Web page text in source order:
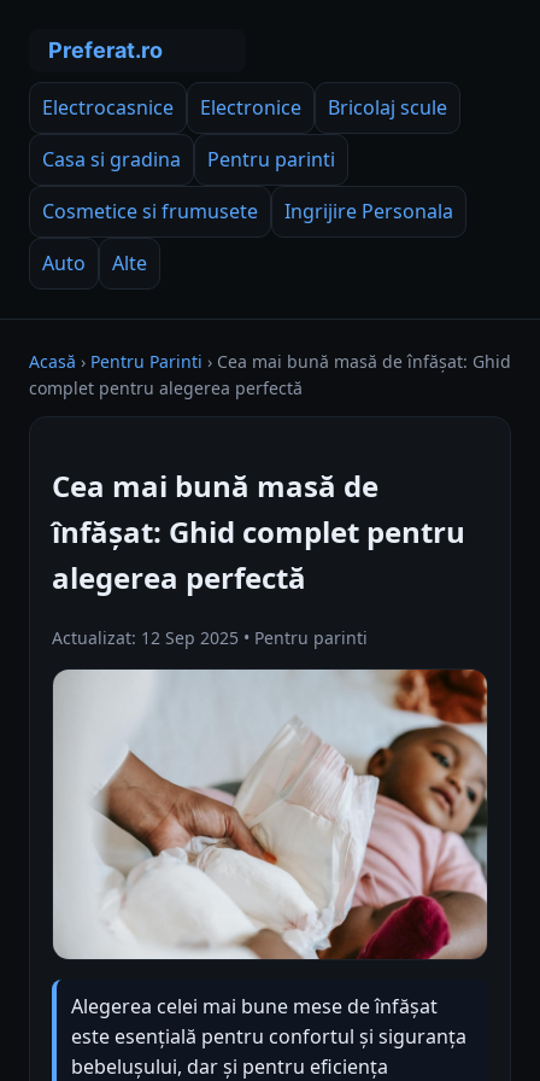
Electrocasnice Electronice
Bricolaj scule
Casa si gradina
Pentru parinti
Cosmetice si frumusete
Ingrijire Personala
Auto
Alte
Acasă › Pentru Parinti › Cea mai bună masă de înfășat: Ghid
complet pentru alegerea perfectă
Cea mai bună masă de
înfășat: Ghid complet pentru
alegerea perfectă
Actualizat: 12 Sep 2025 • Pentru parinti
Alegerea celei mai bune mese de înfășat
este esențială pentru confortul și siguranța
bebelușului, dar și pentru eficiența